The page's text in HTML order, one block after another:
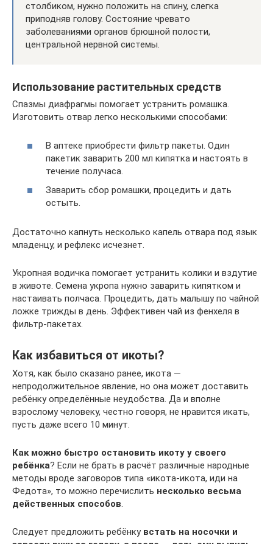
столбиком, нужно положить на спину, слегка
приподняв голову. Состояние чревато
заболеваниями органов брюшной полости,
центральной нервной системы.
Использование растительных средств
Спазмы диафрагмы помогает устранить ромашка.
Изготовить отвар легко несколькими способами:
В аптеке приобрести фильтр пакеты. Один
пакетик заварить 200 мл кипятка и настоять в
течение получаса.
Заварить сбор ромашки, процедить и дать
остыть.
Достаточно капнуть несколько капель отвара под язык
младенцу, и рефлекс исчезнет.
Укропная водичка помогает устранить колики и вздутие
в животе. Семена укропа нужно заварить кипятком и
настаивать полчаса. Процедить, дать малышу по чайной
ложке трижды в день. Эффективен чай из фенхеля в
фильтр-пакетах.
Как избавиться от икоты?
Хотя, как было сказано ранее, икота —
непродолжительное явление, но она может доставить
ребёнку определённые неудобства. Да и вполне
взрослому человеку, честно говоря, не нравится икать,
пусть даже всего 10 минут.
Как можно быстро остановить икоту у своего
ребёнка? Если не брать в расчёт различные народные
методы вроде заговоров типа «икота-икота, иди на
Федота», то можно перечислить несколько весьма
действенных способов.
Следует предложить ребёнку встать на носочки и